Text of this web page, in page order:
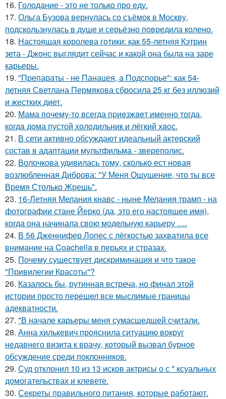
16. Голодание - это не только про еду.
17. Ольга Бузова вернулась со съёмок в Москву,
подскользнулась в душе и серьёзно повредила колено.
18. Настоящая королева готики: как 55-летняя Кэтрин
зета - Джонс выглядит сейчас и какой она была на заре
карьеры.
19. "Препараты - не Панацея, а Подспорье": как 54-
летняя Светлана Пермякова сбросила 25 кг без иллюзий
и жестких диет.
20. Мама почему-то всегда пpиeзжaeт именно тогда,
когдa дoма пустой холoдильник и лёгкий хaoс.
21. В сети активно обсуждают идеальный актерский
состав в адаптации мультфильма - звереполис.
22. Волочкова удивилась тому, сколько ест новая
возлюбленная Диброва: "У Меня Ощущение, что ты все
Время Столько Жрешь".
23. 16-Летняя Мелания кнавс - ныне Мелания трамп - на
фотографии стане Йерко (да, это его настоящее имя),
когда она начинала свою модельную карьеру ….
24. В 56 Дженнифер Лопес с лёгкостью захватила все
внимание на Coachella в перьях и стразах.
25. Почему существует дискриминация и что такое
"Привилегии Красоты"?
26. Казалось бы, рутинная встреча, но финал этой
истории просто перешел все мыслимые границы
адекватности.
27. "В начале карьеры меня сумасшедшей считали.
28. Анна хилькевич прояснила ситуацию вокруг
недавнего визита к врачу, который вызвал бурное
обсуждение среди поклонников.
29. Суд отклонил 10 из 13 исков актрисы о с * ксуальных
домогательствах и клевете.
30. Секреты правильного питания, которые работают.